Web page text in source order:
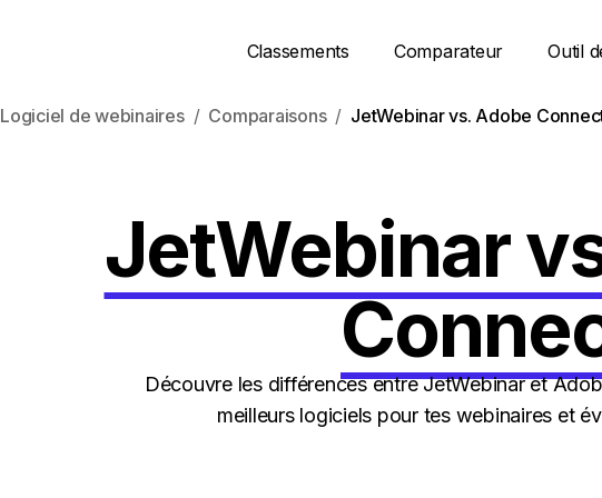
Classements Comparateur Outil
Logiciel de webinaires Comparaisons JetWebinar vs. Adobe
JetWebinar
Découvre les différences entre JetWebinar et
meilleurs logiciels pour tes webinaires et